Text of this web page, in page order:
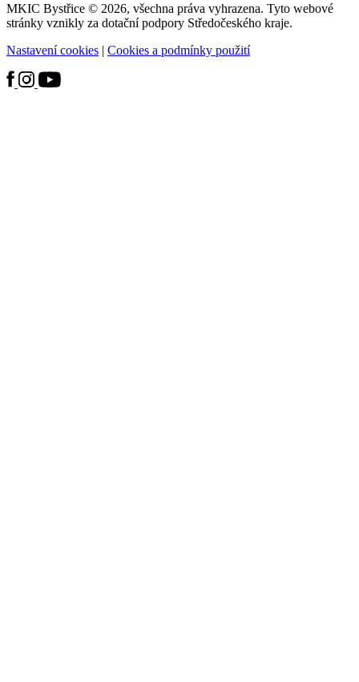
MKIC Bystřice © 2026, všechna práva vyhrazena. Tyto webové
stránky vznikly za dotační podpory Středočeského kraje.
Nastavení cookies | Cookies a podmínky použití